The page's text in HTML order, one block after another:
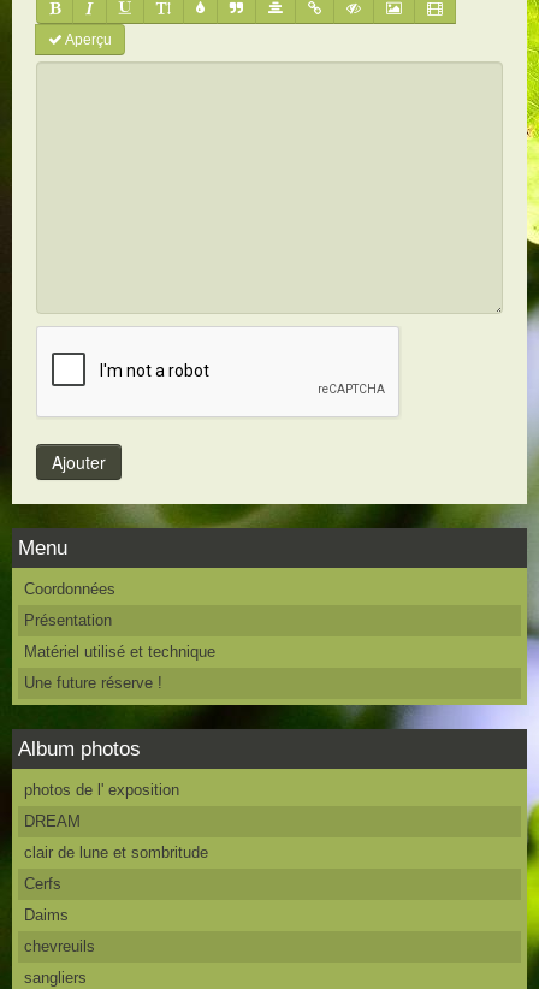
Aperçu
Menu
Coordonnées
Présentation
Matériel utilisé et technique
Une future réserve !
Album photos
photos de l' exposition
DREAM
clair de lune et sombritude
Cerfs
Daims
chevreuils
sangliers